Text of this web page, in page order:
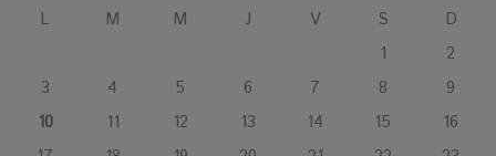
L’Affaire Bojarski : entre faux billets et vraie tragédie
l’avenir de la montagne française
L
M M J V S
D
1
2
3
4 5 6 7 8
9
10
11 12 13 14 15
16